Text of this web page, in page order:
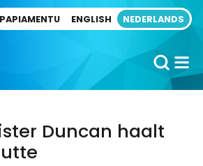
PAPIAMENTU ENGLISH NEDERLANDS
Duncan haalt